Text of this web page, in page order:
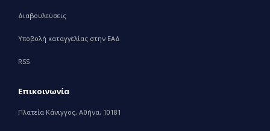
Διαβουλεύσεις
Υποβολή καταγγελίας στην ΕΑΔ
RSS
Επικοινωνία
Πλατεία Κάνιγγος, Αθήνα, 10181